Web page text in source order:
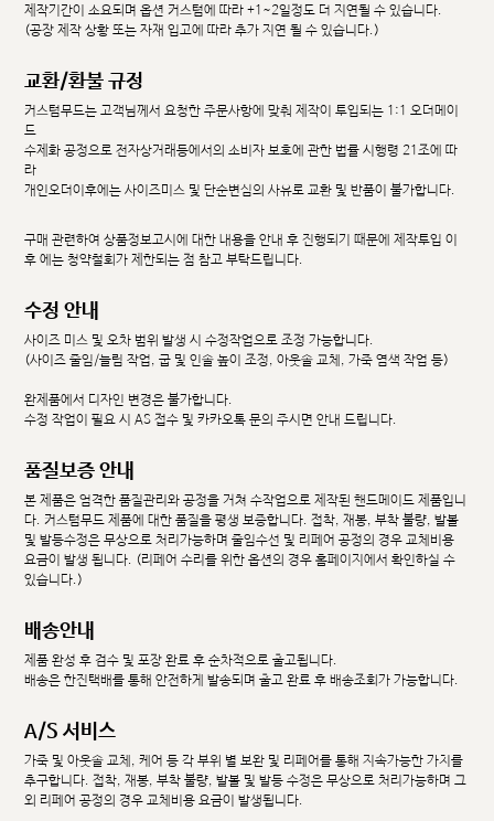
제작기간이 소요되며 옵션 커스텀에 따라 +1~2일정도 더 지연될 수 있습니다.
(공장 제작 상황 또는 자재 입고에 따라 추가 지연 될 수 있습니다.)
교환/환불 규정
커스텀무드는 고객님께서 요청한 주문사항에 맞춰 제작이 투입되는 1:1 오더메이
드
수제화 공정으로 전자상거래등에서의 소비자 보호에 관한 법률 시행령 21조에 따
라
개인오더이후에는 사이즈미스 및 단순변심의 사유로 교환 및 반품이 불가합니다.
구매 관련하여 상품정보고시에 대한 내용을 안내 후 진행되기 때문에 제작투입 이
후 에는 청약철회가 제한되는 점 참고 부탁드립니다.
수정 안내
사이즈 미스 및 오차 범위 발생 시 수정작업으로 조정 가능합니다.
(사이즈 줄임/늘림 작업, 굽 및 인솔 높이 조정, 아웃솔 교체, 가죽 염색 작업 등)
완제품에서 디자인 변경은 불가합니다.
수정 작업이 필요 시 AS 접수 및 카카오톡 문의 주시면 안내 드립니다.
품질보증 안내
본 제품은 엄격한 품질관리와 공정을 거쳐 수작업으로 제작된 핸드메이드 제품입니
다. 커스텀무드 제품에 대한 품질을 평생 보증합니다. 접착, 재봉, 부착 불량, 발볼
및 발등수정은 무상으로 처리가능하며 줄임수선 및 리페어 공정의 경우 교체비용
요금이 발생 됩니다. (리페어 수리를 위한 옵션의 경우 홈페이지에서 확인하실 수
있습니다.)
배송안내
제품 완성 후 검수 및 포장 완료 후 순차적으로 출고됩니다.
배송은 한진택배를 통해 안전하게 발송되며 출고 완료 후 배송조회가 가능합니다.
A/S 서비스
가죽 및 아웃솔 교체, 케어 등 각 부위 별 보완 및 리페어를 통해 지속가능한 가치를
추구합니다. 접착, 재봉, 부착 불량, 발볼 및 발등 수정은 무상으로 처리가능하며 그
외 리페어 공정의 경우 교체비용 요금이 발생됩니다.